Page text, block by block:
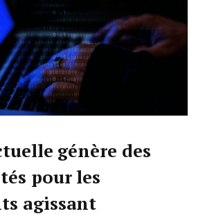
génère des
pour les
agissant